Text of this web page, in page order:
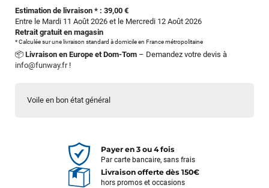
Voile en bon état général
Estimation de livraison * : 39,00 €
Entre le Mardi 11 Août 2026 et le Mercredi 12 Août 2026
Retrait gratuit en magasin
* Calculée sur une livraison standard à domicile en France métropolitaine
📦 Livraison en Europe et Dom-Tom – Demandez votre devis à
info@funway.fr!
Payer en 3 ou 4 fois
Par carte bancaire, sans frais
Livraison offerte dès 150€
hors promos et occasions